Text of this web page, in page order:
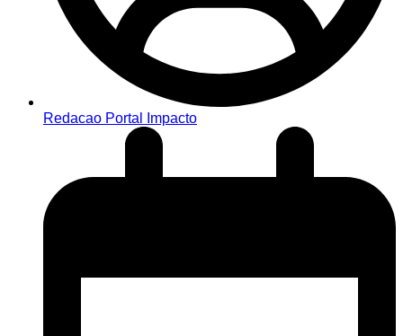
Redacao Portal Impacto